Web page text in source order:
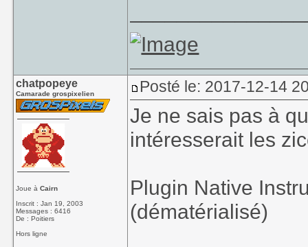
chatpopeye
Camarade grospixelien
Joue àCairn
Inscrit : Jan 19, 2003
Messages : 6416
De : Poitiers
Hors ligne
Posté le: 2017-12-14
Je ne sais pas à
intéresserait les
Plugin Native
(dématérialisé)